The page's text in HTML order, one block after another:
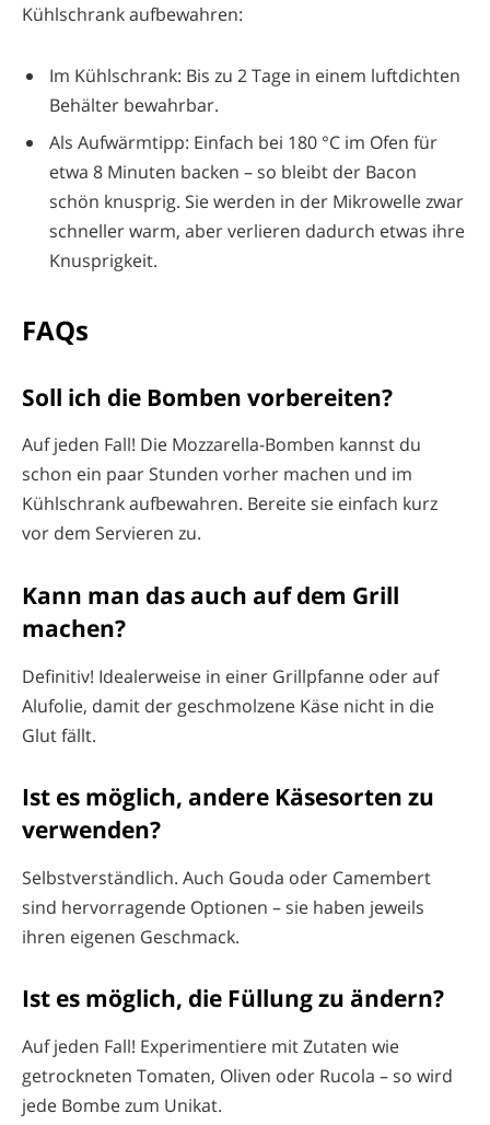
Kühlschrank aufbewahren:
Im Kühlschrank: Bis zu 2 Tage in einem luftdichten
Behälter bewahrbar.
Als Aufwärmtipp: Einfach bei 180 °C im Ofen für
etwa 8 Minuten backen – so bleibt der Bacon
schön knusprig. Sie werden in der Mikrowelle zwar
schneller warm, aber verlieren dadurch etwas ihre
Knusprigkeit.
FAQs
Soll ich die Bomben vorbereiten?
Auf jeden Fall! Die Mozzarella-Bomben kannst du
schon ein paar Stunden vorher machen und im
Kühlschrank aufbewahren. Bereite sie einfach kurz
vor dem Servieren zu.
Kann man das auch auf dem Grill
machen?
Definitiv! Idealerweise in einer Grillpfanne oder auf
Alufolie, damit der geschmolzene Käse nicht in die
Glut fällt.
Ist es möglich, andere Käsesorten zu
verwenden?
Selbstverständlich. Auch Gouda oder Camembert
sind hervorragende Optionen – sie haben jeweils
ihren eigenen Geschmack.
Ist es möglich, die Füllung zu ändern?
Auf jeden Fall! Experimentiere mit Zutaten wie
getrockneten Tomaten, Oliven oder Rucola – so wird
jede Bombe zum Unikat.